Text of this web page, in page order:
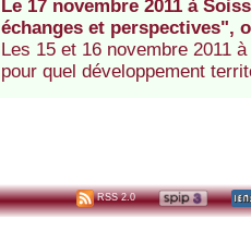
Le 17 novembre 2011 à
échanges et perspectives",
Les 15 et 16 novembre 2011
pour quel développement
RSS 2.0